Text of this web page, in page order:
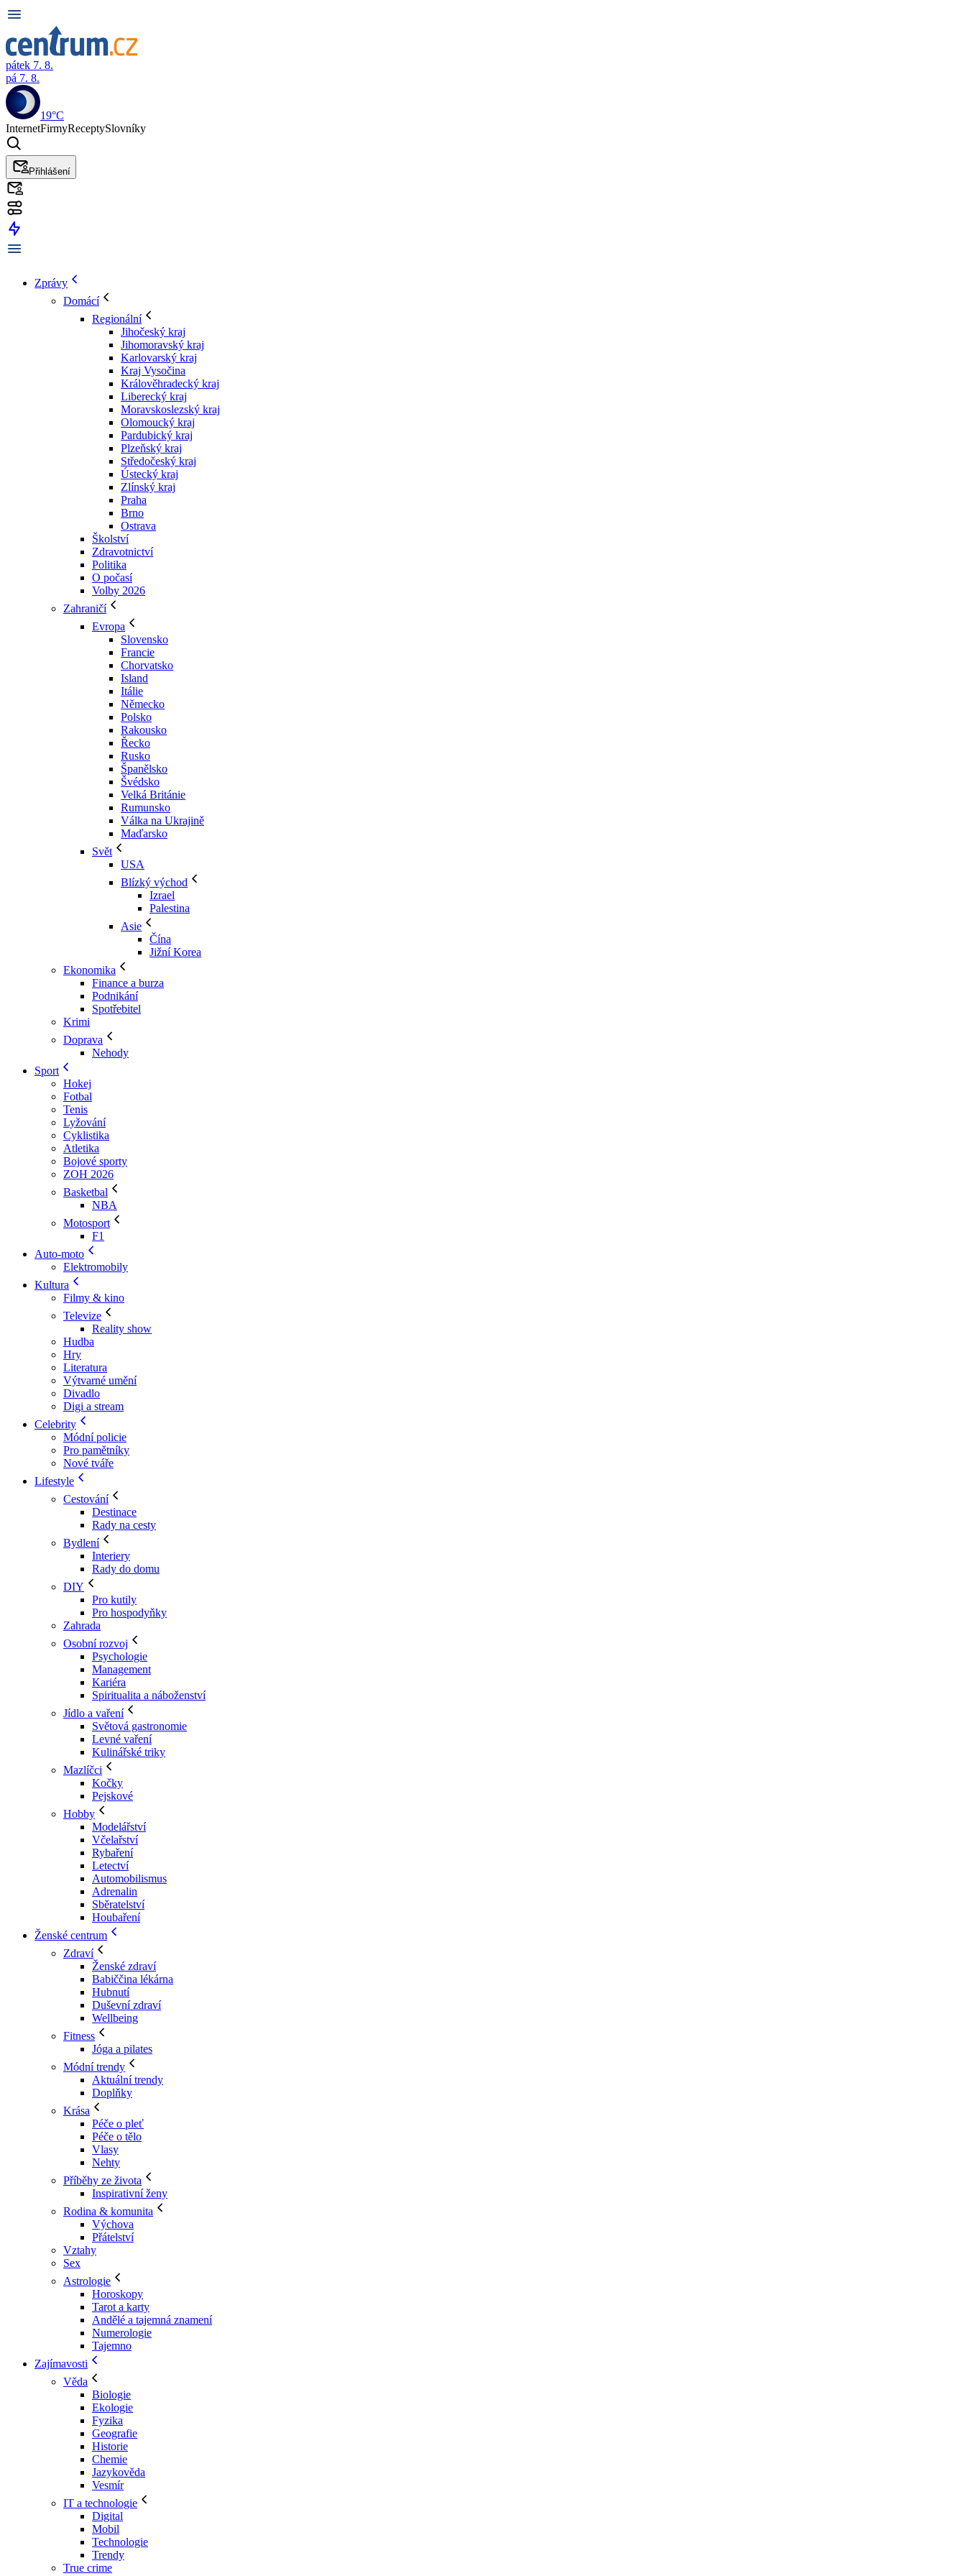
pátek 7. 8.
pá 7. 8.
19°C
InternetFirmyReceptySlovníky
Přihlášení
Zprávy
Domácí
Regionální
Jihočeský kraj
Jihomoravský kraj
Karlovarský kraj
Kraj Vysočina
Králověhradecký kraj
Liberecký kraj
Moravskoslezský kraj
Olomoucký kraj
Pardubický kraj
Plzeňský kraj
Středočeský kraj
Ústecký kraj
Zlínský kraj
Praha
Brno
Ostrava
Školství
Zdravotnictví
Politika
O počasí
Volby 2026
Zahraničí
Evropa
Slovensko
Francie
Chorvatsko
Island
Itálie
Německo
Polsko
Rakousko
Řecko
Rusko
Španělsko
Švédsko
Velká Británie
Rumunsko
Válka na Ukrajině
Maďarsko
Svět
USA
Blízký východ
Izrael
Palestina
Asie
Čína
Jižní Korea
Ekonomika
Finance a burza
Podnikání
Spotřebitel
Krimi
Doprava
Nehody
Sport
Hokej
Fotbal
Tenis
Lyžování
Cyklistika
Atletika
Bojové sporty
ZOH 2026
Basketbal
NBA
Motosport
F1
Auto-moto
Elektromobily
Kultura
Filmy & kino
Televize
Reality show
Hudba
Hry
Literatura
Výtvarné umění
Divadlo
Digi a stream
Celebrity
Módní policie
Pro pamětníky
Nové tváře
Lifestyle
Cestování
Destinace
Rady na cesty
Bydlení
Interiery
Rady do domu
DIY
Pro kutily
Pro hospodyňky
Zahrada
Osobní rozvoj
Psychologie
Management
Kariéra
Spiritualita a náboženství
Jídlo a vaření
Světová gastronomie
Levné vaření
Kulinářské triky
Mazlíčci
Kočky
Pejskové
Hobby
Modelářství
Včelařství
Rybaření
Letectví
Automobilismus
Adrenalin
Sběratelství
Houbaření
Ženské centrum
Zdraví
Ženské zdraví
Babiččina lékárna
Hubnutí
Duševní zdraví
Wellbeing
Fitness
Jóga a pilates
Módní trendy
Aktuální trendy
Doplňky
Krása
Péče o pleť
Péče o tělo
Vlasy
Nehty
Příběhy ze života
Inspirativní ženy
Rodina & komunita
Výchova
Přátelství
Vztahy
Sex
Astrologie
Horoskopy
Tarot a karty
Andělé a tajemná znamení
Numerologie
Tajemno
Zajímavosti
Věda
Biologie
Ekologie
Fyzika
Geografie
Historie
Chemie
Jazykověda
Vesmír
IT a technologie
Digital
Mobil
Technologie
Trendy
True crime